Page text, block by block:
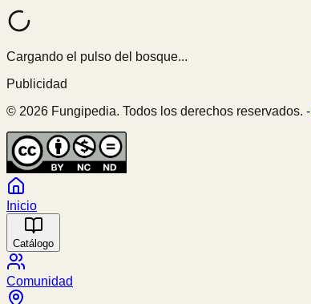
Cargando el pulso del bosque...
Publicidad
© 2026 Fungipedia. Todos los derechos reservados. -
Inicio
Catálogo
Comunidad